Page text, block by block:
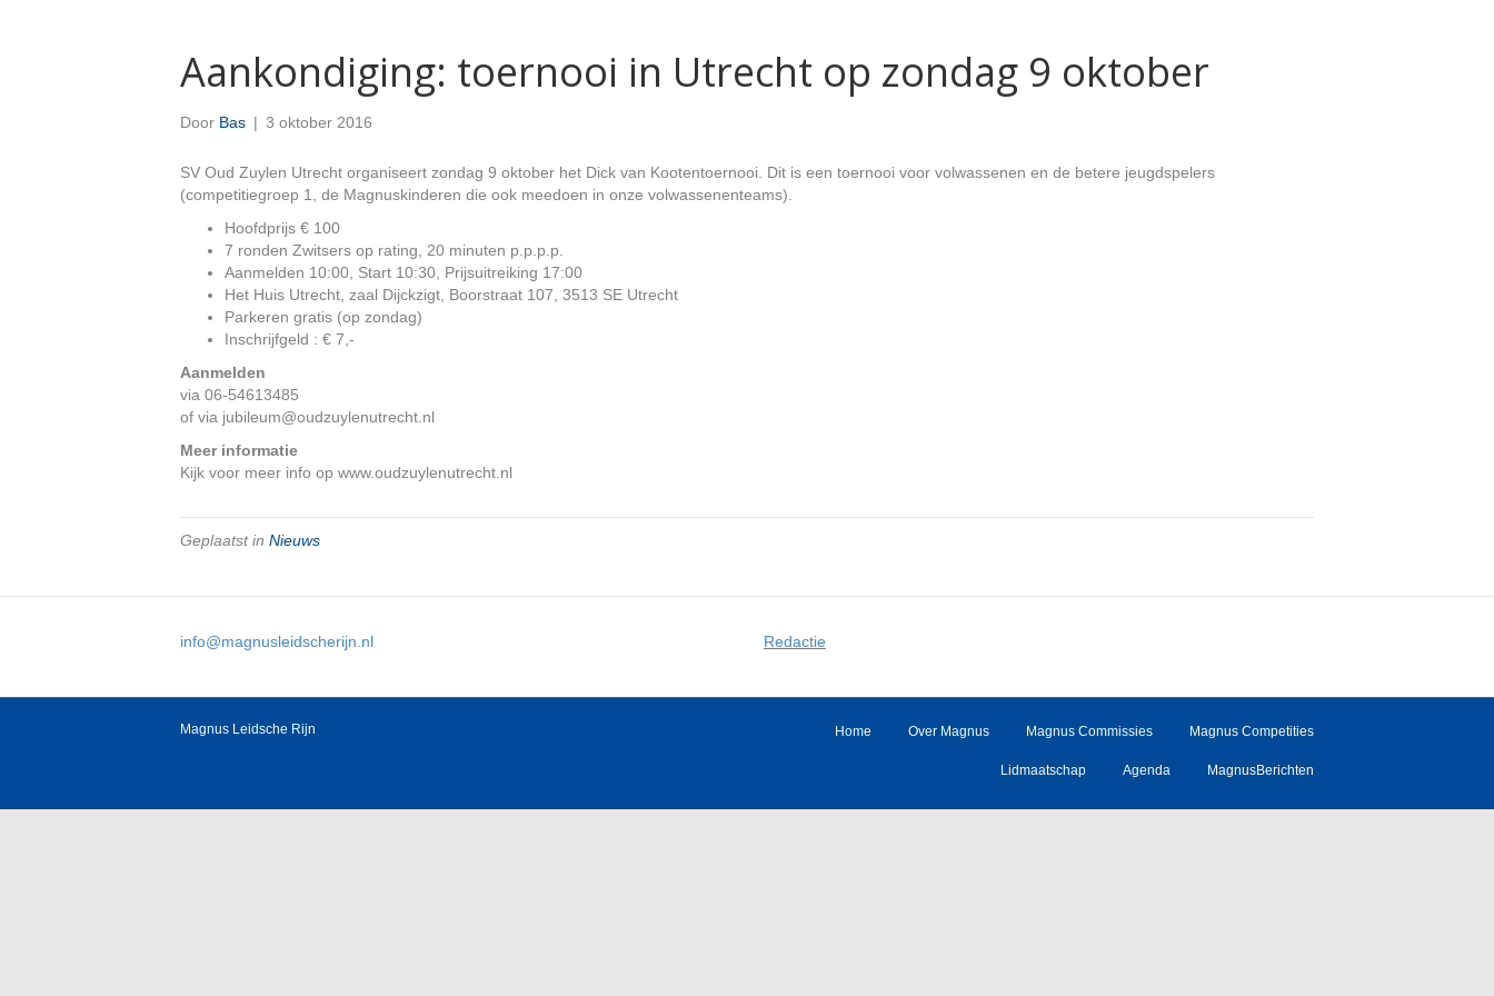
Aankondiging: toernooi in Utrecht op zondag 9 oktober
Door Bas | 3 oktober 2016
SV Oud Zuylen Utrecht organiseert zondag 9 oktober het Dick van Kootentoernooi. Dit is een toernooi voor volwassenen en de betere jeugdspelers
(competitiegroep 1, de Magnuskinderen die ook meedoen in onze volwassenenteams).
Hoofdprijs € 100
7 ronden Zwitsers op rating, 20 minuten p.p.p.p.
Aanmelden 10:00, Start 10:30, Prijsuitreiking 17:00
Het Huis Utrecht, zaal Dijckzigt, Boorstraat 107, 3513 SE Utrecht
Parkeren gratis (op zondag)
Inschrijfgeld : € 7,-
Aanmelden
via 06-54613485
of via jubileum@oudzuylenutrecht.nl
Meer informatie
Kijk voor meer info op www.oudzuylenutrecht.nl
Geplaatst in Nieuws
info@magnusleidscherijn.nl Redactie
Magnus Leidsche Rijn Home Over Magnus Magnus Commissies Magnus Competities
Lidmaatschap Agenda MagnusBerichten